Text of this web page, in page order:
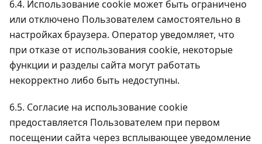
6.4. Использование cookie может быть ограничено
или отключено Пользователем самостоятельно в
настройках браузера. Оператор уведомляет, что
при отказе от использования cookie, некоторые
функции и разделы сайта могут работать
некорректно либо быть недоступны.
6.5. Согласие на использование cookie
предоставляется Пользователем при первом
посещении сайта через всплывающее уведомление